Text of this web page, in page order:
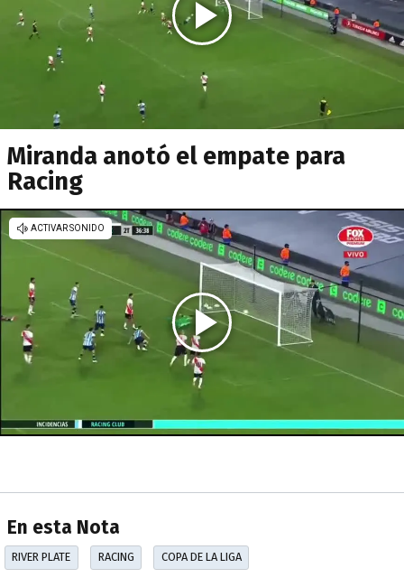
Miranda anotó el empate para
Racing
En esta Nota
RIVER PLATE RACING COPA DE LA LIGA